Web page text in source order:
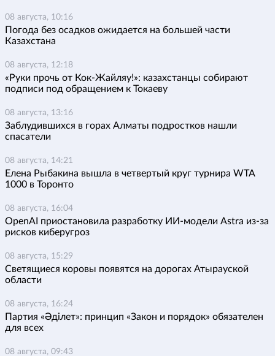
08 августа, 10:16
Погода без осадков ожидается на большей части
Казахстана
08 августа, 12:18
«Руки прочь от Кок-Жайляу!»: казахстанцы собирают
подписи под обращением к Токаеву
08 августа, 13:16
Заблудившихся в горах Алматы подростков нашли
спасатели
08 августа, 14:21
Елена Рыбакина вышла в четвертый круг турнира WTA
1000 в Торонто
08 августа, 16:04
OpenAI приостановила разработку ИИ-модели Astra из-за
рисков киберугроз
08 августа, 15:29
Светящиеся коровы появятся на дорогах Атырауской
области
08 августа, 16:24
Партия «Әділет»: принцип «Закон и порядок» обязателен
для всех
08 августа, 09:43